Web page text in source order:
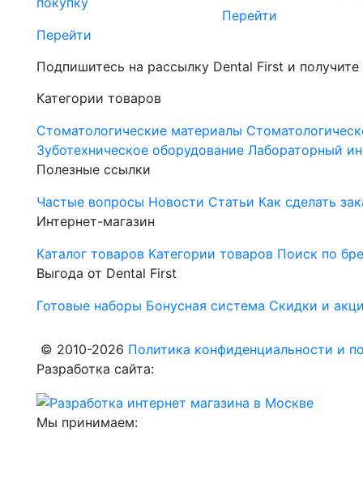
Перейти
Перейти
Подпишитесь на рассылку Dental First и
Категории товаров
Стоматологические материалы
Зуботехническое оборудование Лабораторный
Полезные ссылки
Частые вопросы Новости Статьи Как сделать
Интернет-магазин
Каталог товаров Категории товаров Поиск по
Выгода от Dental First
Готовые наборы Бонусная система Скидки и
© 2010-2026 Политика конфиденциальности и
Разработка сайта:
Мы принимаем: